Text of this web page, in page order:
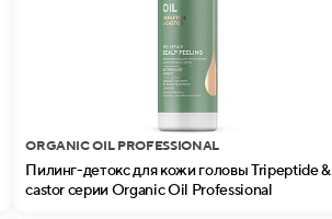
ORGANIC OIL PROFESSIONAL
Пилинг-детокс для кожи головы Tripeptide &
castor серии Organic Oil Professional